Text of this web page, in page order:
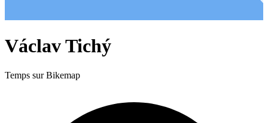
Václav Tichý
Temps sur Bikemap